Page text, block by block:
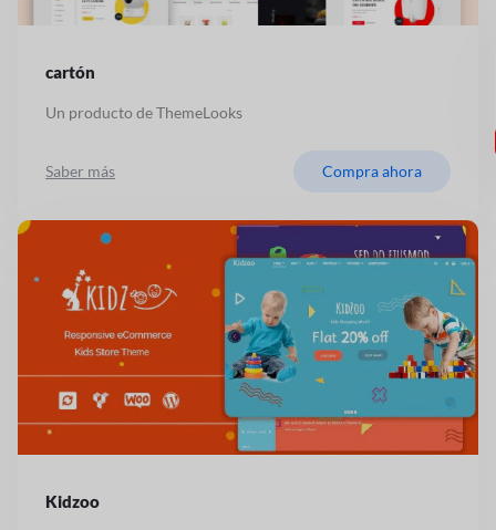
cartón
Un producto de ThemeLooks
Saber más Compra ahora
Kidzoo